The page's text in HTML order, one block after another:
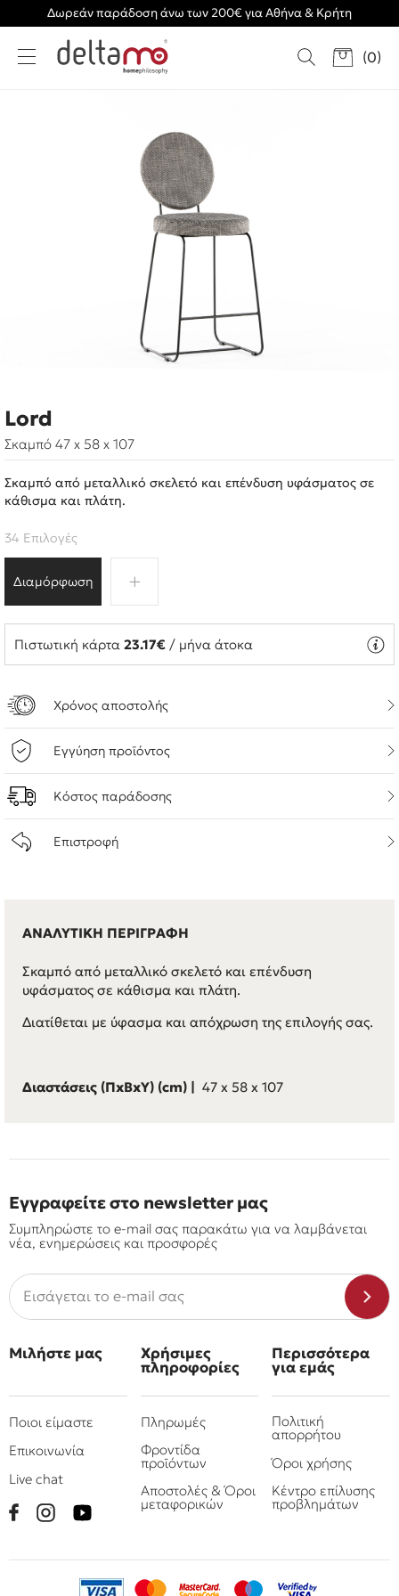
Δωρεάν παράδοση άνω των 200€ για Αθήνα & Κρήτη
(0)
Lord
Σκαμπό 47 x 58 x 107
Σκαμπό από μεταλλικό σκελετό και επένδυση υφάσματος σε
κάθισμα και πλάτη.
Διαμόρφωση
34 Επιλογές
Πιστωτική κάρτα 23.17€ / μήνα άτοκα
Χρόνος αποστολής
Εγγύηση προϊόντος
Κόστος παράδοσης
Επιστροφή
ΑΝΑΛΥΤΙΚΗ ΠΕΡΙΓΡΑΦΗ
Σκαμπό από μεταλλικό σκελετό και επένδυση
υφάσματος σε κάθισμα και πλάτη.
Διατίθεται με ύφασμα και απόχρωση της επιλογής σας.
Διαστάσεις (ΠxBxΥ) (cm) | 47 x 58 x 107
Εγγραφείτε στο newsletter μας
Συμπληρώστε το e-mail σας παρακάτω για να λαμβάνεται
νέα, ενημερώσεις και προσφορές
Μιλήστε μας
Ποιοι είμαστε
Επικοινωνία
Live chat
Χρήσιμες
πληροφορίες
Πληρωμές
Φροντίδα
προϊόντων
Αποστολές & Όροι
μεταφορικών
Περισσότερα
για εμάς
Πολιτική
απορρήτου
Όροι χρήσης
Κέντρο επίλυσης
προβλημάτων